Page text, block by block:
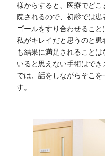
様からすると、医療でど
院されるので、初診では
ゴールをすり合わせること
私がキレイだと思うのと
も結果に満足されること
いると思えない手術はで
では、話をしながらそこ
す。